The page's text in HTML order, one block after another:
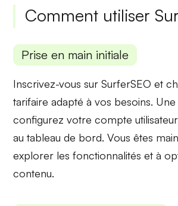
Comment utiliser
Prise en main initiale
Inscrivez-vous sur SurferSEO et
tarifaire adapté à vos besoins. Une
configurez votre compte
au tableau de bord. Vous êtes
explorer les fonctionnalités et à
contenu.